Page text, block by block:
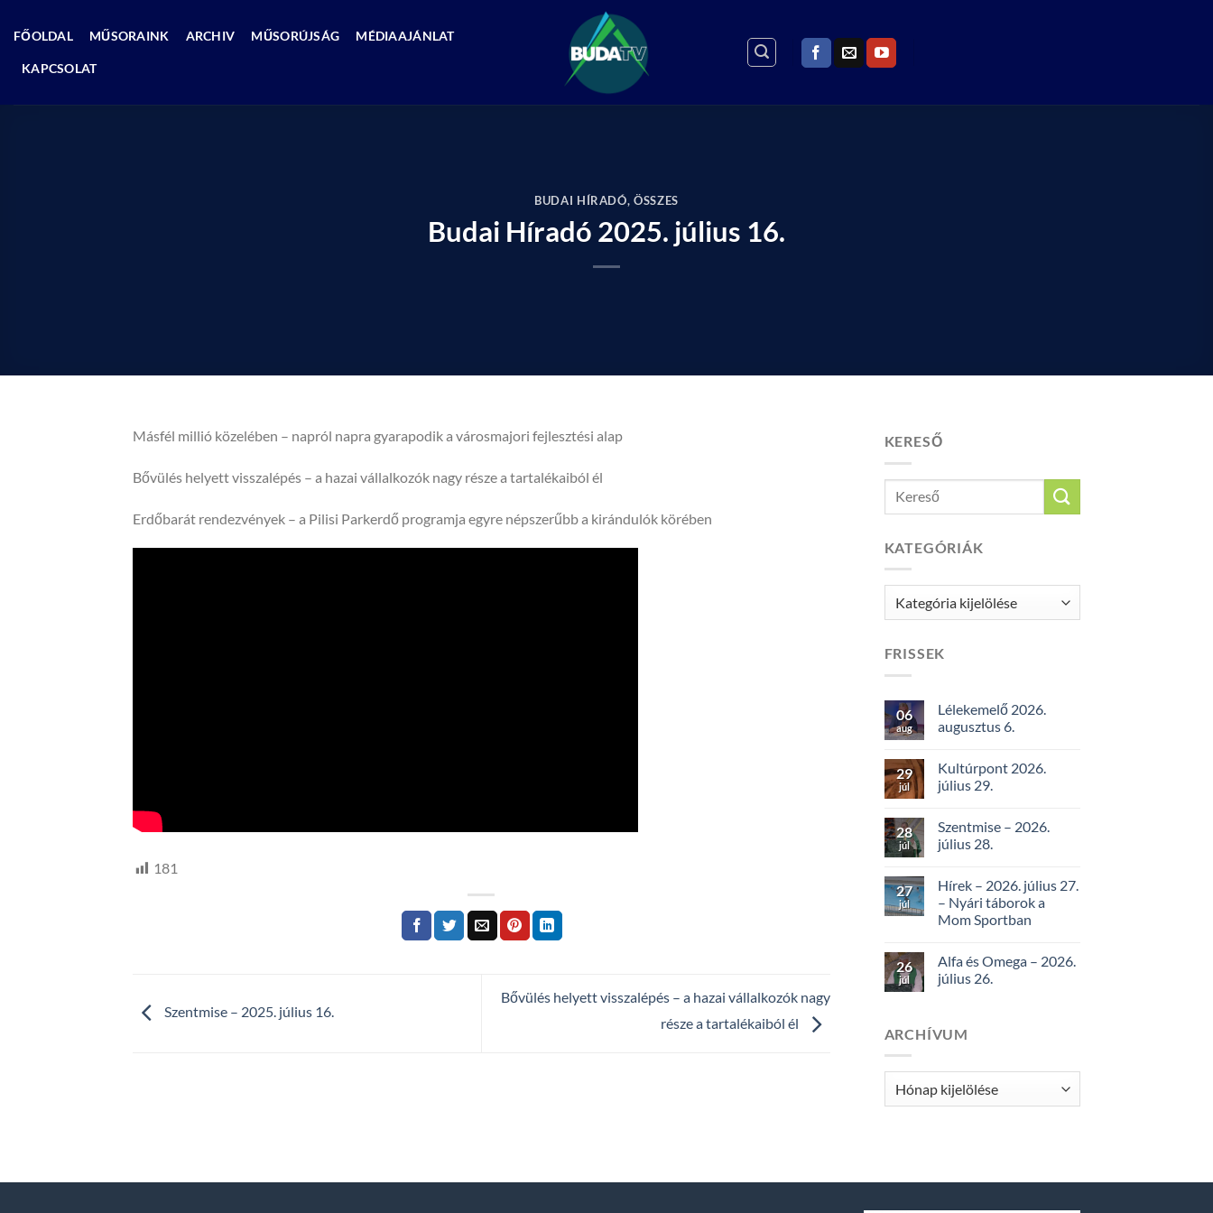
FŐOLDAL MŰSORAINK ARCHIV MŰSORÚJSÁG MÉDIAAJÁNLAT
KAPCSOLAT
BUDAI HÍRADÓ,ÖSSZES
Budai Híradó 2025. július 16.
Másfél millió közelében – napról napra gyarapodik a városmajori fejlesztési alap
Bővülés helyett visszalépés – a hazai vállalkozók nagy része a tartalékaiból él
Erdőbarát rendezvények – a Pilisi Parkerdő programja egyre népszerűbb a kirándulók körében
181
Szentmise – 2025. július 16.
Bővülés helyett visszalépés – a hazai vállalkozók nagy
része a tartalékaiból él
KERESŐ
KATEGÓRIÁK
Kategóriák
FRISSEK
06
aug
Lélekemelő 2026.
augusztus 6.
29
júl
Kultúrpont 2026.
július 29.
28
júl
Szentmise – 2026.
július 28.
27
júl
Hírek – 2026. július 27.
– Nyári táborok a
Mom Sportban
26
júl
Alfa és Omega – 2026.
július 26.
ARCHÍVUM
Archívum